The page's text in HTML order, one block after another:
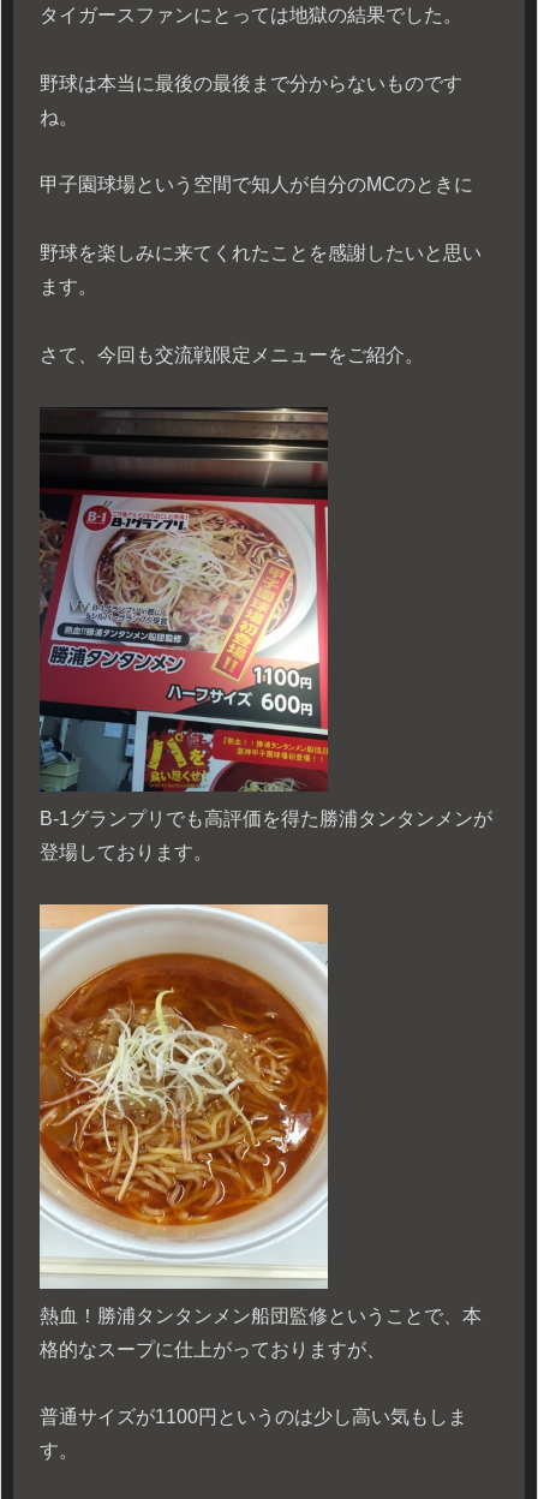
タイガースファンにとっては地獄の結果でした。
野球は本当に最後の最後まで分からないものです
ね。
甲子園球場という空間で知人が自分のMCのときに
野球を楽しみに来てくれたことを感謝したいと思い
ます。
さて、今回も交流戦限定メニューをご紹介。
B-1グランプリでも高評価を得た勝浦タンタンメンが
登場しております。
熱血！勝浦タンタンメン船団監修ということで、本
格的なスープに仕上がっておりますが、
普通サイズが1100円というのは少し高い気もしま
す。